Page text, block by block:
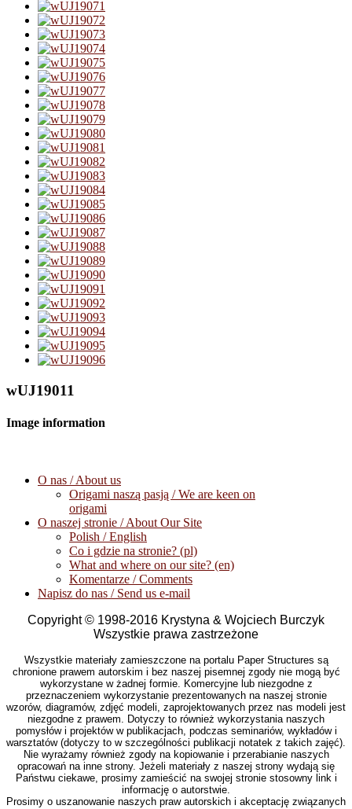
wUJ19011
Image information
O nas / About us
Origami naszą pasją / We are keen on
origami
O naszej stronie / About Our Site
Polish / English
Co i gdzie na stronie? (pl)
What and where on our site? (en)
Komentarze / Comments
Napisz do nas / Send us e-mail
Copyright © 1998-2016 Krystyna & Wojciech Burczyk
Wszystkie prawa zastrzeżone
Wszystkie materiały zamieszczone na portalu Paper Structures są
chronione prawem autorskim i bez naszej pisemnej zgody nie mogą być
wykorzystane w żadnej formie. Komercyjne lub niezgodne z
przeznaczeniem wykorzystanie prezentowanych na naszej stronie
wzorów, diagramów, zdjęć modeli, zaprojektowanych przez nas modeli jest
niezgodne z prawem. Dotyczy to również wykorzystania naszych
pomysłów i projektów w publikacjach, podczas seminariów, wykładów i
warsztatów (dotyczy to w szczególności publikacji notatek z takich zajęć).
Nie wyrażamy również zgody na kopiowanie i przerabianie naszych
opracowań na inne strony. Jeżeli materiały z naszej strony wydają się
Państwu ciekawe, prosimy zamieścić na swojej stronie stosowny link i
informację o autorstwie.
Prosimy o uszanowanie naszych praw autorskich i akceptację związanych